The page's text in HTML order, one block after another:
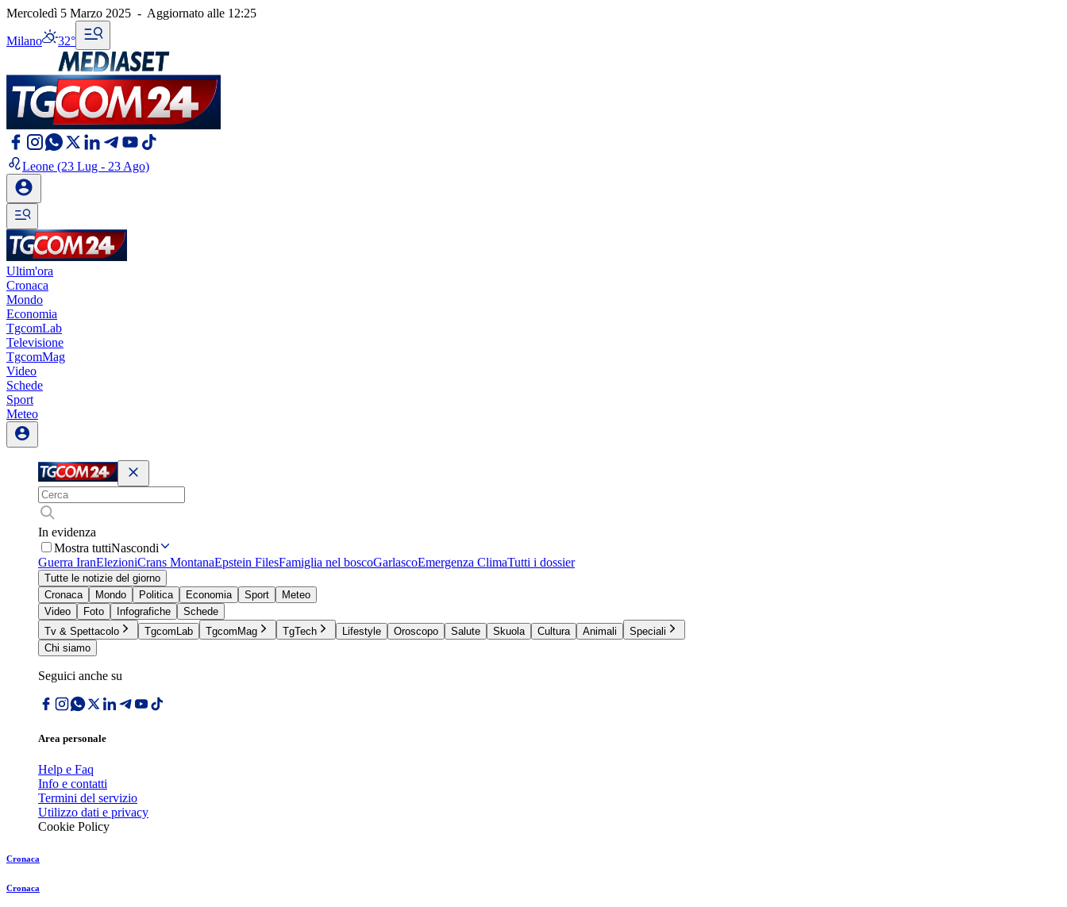
Mercoledì 5 Marzo 2025 - Aggiornato alle 12:25
Milano 32°
Leone (23 Lug - 23 Ago)
Ultim'ora
Cronaca
Mondo
Economia
TgcomLab
Televisione
TgcomMag
Video
Schede
Sport
Meteo
In evidenza
Mostra tuttiNascondi
Guerra IranElezioniCrans MontanaEpstein FilesFamiglia nel boscoGarlascoEmergenza ClimaTutti i dossier
Tutte le notizie del giorno
Cronaca
Mondo Politica Economia Sport
Meteo
Video
Foto Infografiche
Schede
Tv & Spettacolo
TgcomLab TgcomMag TgTech Lifestyle Oroscopo Salute Skuola Cultura Animali
Speciali
Chi siamo
Seguici anche su
Area personale
Help e Faq
Info e contatti
Termini del servizio
Utilizzo dati e privacy
Cookie Policy
Cronaca
Cronaca